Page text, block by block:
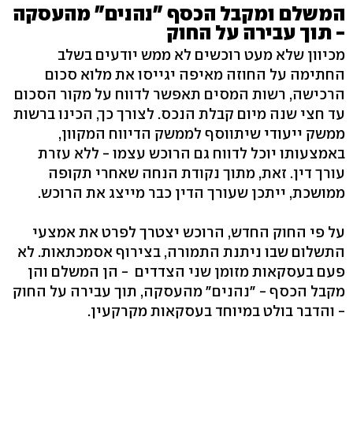
המשלם ומקבל הכסף "נהנים" מהעסקה
- תוך עבירה על החוק
מכיוון שלא מעט רוכשים לא ממש יודעים בשלב
החתימה על החוזה מאיפה יגייסו את מלוא סכום
הרכישה, רשות המסים תאפשר לדווח על מקור הסכום
עד חצי שנה מיום קבלת הנכס. לצורך כך, הכינו ברשות
ממשק ייעודי שיתווסף לממשק הדיווח המקוון,
באמצעותו יוכל לדווח גם הרוכש עצמו - ללא עזרת
עורך דין. זאת, מתוך נקודת הנחה שאחרי תקופה
ממושכת, ייתכן שעורך הדין כבר מייצג את הרוכש.
על פי החוק החדש, הרוכש יצטרך לפרט את אמצעי
התשלום שבו ניתנת התמורה, בצירוף אסמכתאות. לא
פעם בעסקאות מזומן שני הצדדים - הן המשלם והן
מקבל הכסף - "נהנים" מהעסקה, תוך עבירה על החוק
- והדבר בולט במיוחד בעסקאות מקרקעין.